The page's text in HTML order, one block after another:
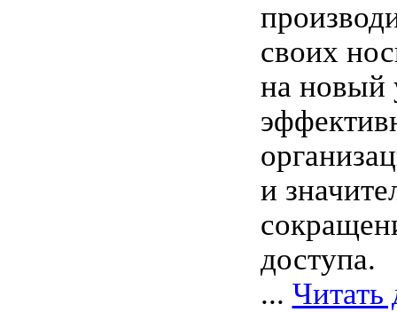
своих
на новый
и
доступа.
... Читать